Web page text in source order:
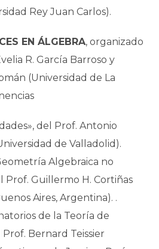
Rey Juan Carlos).
EN ÁLGEBRA, organizado
R. García Barroso y
(Universidad de La
del Prof. Antonio
de Valladolid).
Algebraica no
Prof. Guillermo H. Cortiñas
Aires, Argentina). .
de la Teoría de
Prof. Bernard Teissier